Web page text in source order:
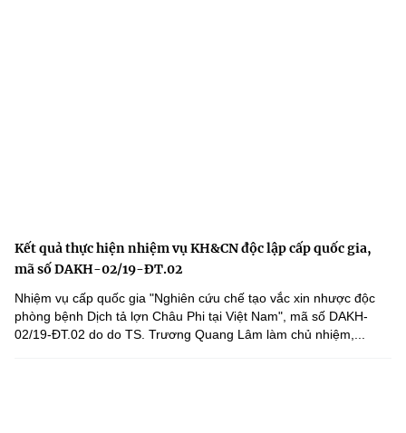
Kết quả thực hiện nhiệm vụ KH&CN độc lập cấp quốc gia,
mã số DAKH-02/19-ĐT.02
Nhiệm vụ cấp quốc gia "Nghiên cứu chế tạo vắc xin nhược độc
phòng bệnh Dịch tả lợn Châu Phi tại Việt Nam", mã số DAKH-
02/19-ĐT.02 do do TS. Trương Quang Lâm làm chủ nhiệm,...